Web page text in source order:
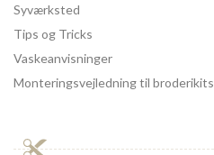
Syværksted
Tips og Tricks
Vaskeanvisninger
Monteringsvejledning til broderikits